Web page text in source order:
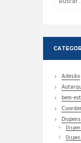
Adesão
bem-